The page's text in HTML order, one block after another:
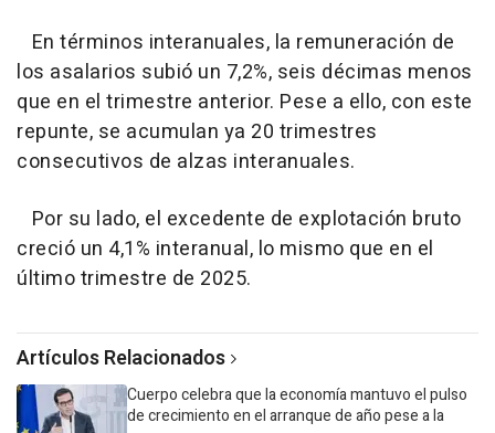
En términos interanuales, la remuneración de
los asalarios subió un 7,2%, seis décimas menos
que en el trimestre anterior. Pese a ello, con este
repunte, se acumulan ya 20 trimestres
consecutivos de alzas interanuales.
Por su lado, el excedente de explotación bruto
creció un 4,1% interanual, lo mismo que en el
último trimestre de 2025.
Artículos Relacionados
Cuerpo celebra que la economía mantuvo el pulso
de crecimiento en el arranque de año pese a la